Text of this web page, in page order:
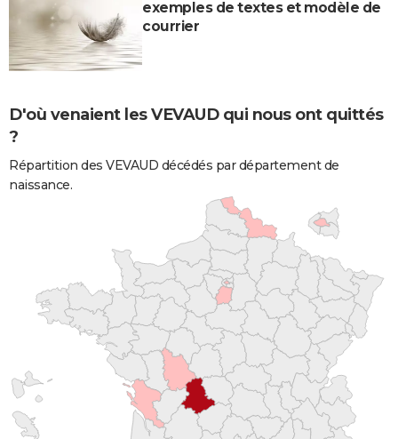
exemples de textes et modèle de
courrier
D'où venaient les VEVAUD qui nous ont quittés
?
Répartition des VEVAUD décédés par département de
naissance.